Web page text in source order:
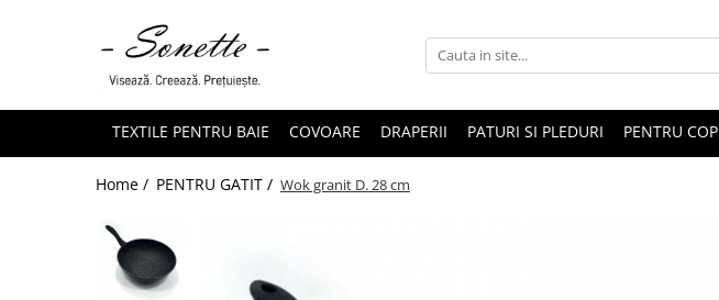
PENTRU PAT
LENJERII DE PAT CU PATURA
LENJERII DE PAT CU PILOTA SI
TEXTILE PENTRU BAIE COVOARE DRAPERII PATURI SI PLEDURI PENTRU
Home / PENTRU GATIT / Wok granit D. 28 cm